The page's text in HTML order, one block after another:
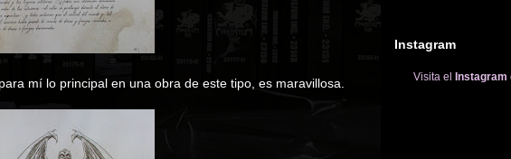
mí lo principal en una obra de este tipo, es maravillosa.
Instagram
Visita el Instagram